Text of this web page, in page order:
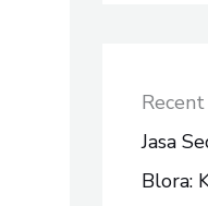
Jasa
Blora: